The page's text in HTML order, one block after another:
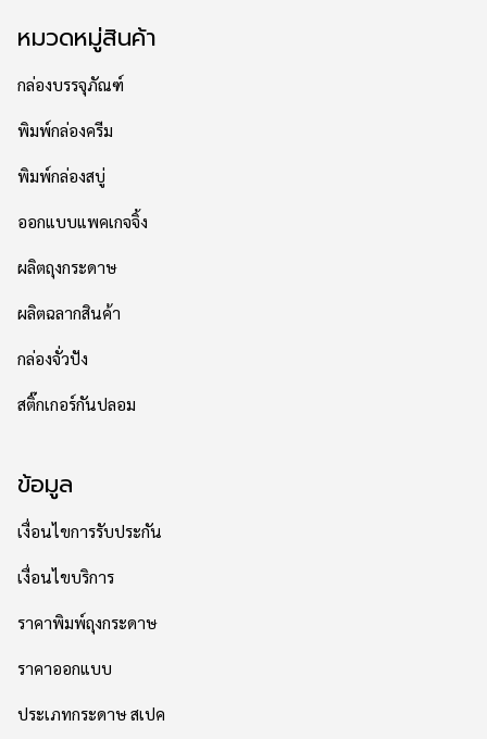
หมวดหมู่สินค้า
กล่องบรรจุภัณฑ์
พิมพ์กล่องครีม
พิมพ์กล่องสบู่
ออกแบบแพคเกจจิ้ง
ผลิตถุงกระดาษ
ผลิตฉลากสินค้า
กล่องจั่วปัง
สติ๊กเกอร์กันปลอม
ข้อมูล
เงื่อนไขการรับประกัน
เงื่อนไขบริการ
ราคาพิมพ์ถุงกระดาษ
ราคาออกแบบ
ประเภทกระดาษ สเปค